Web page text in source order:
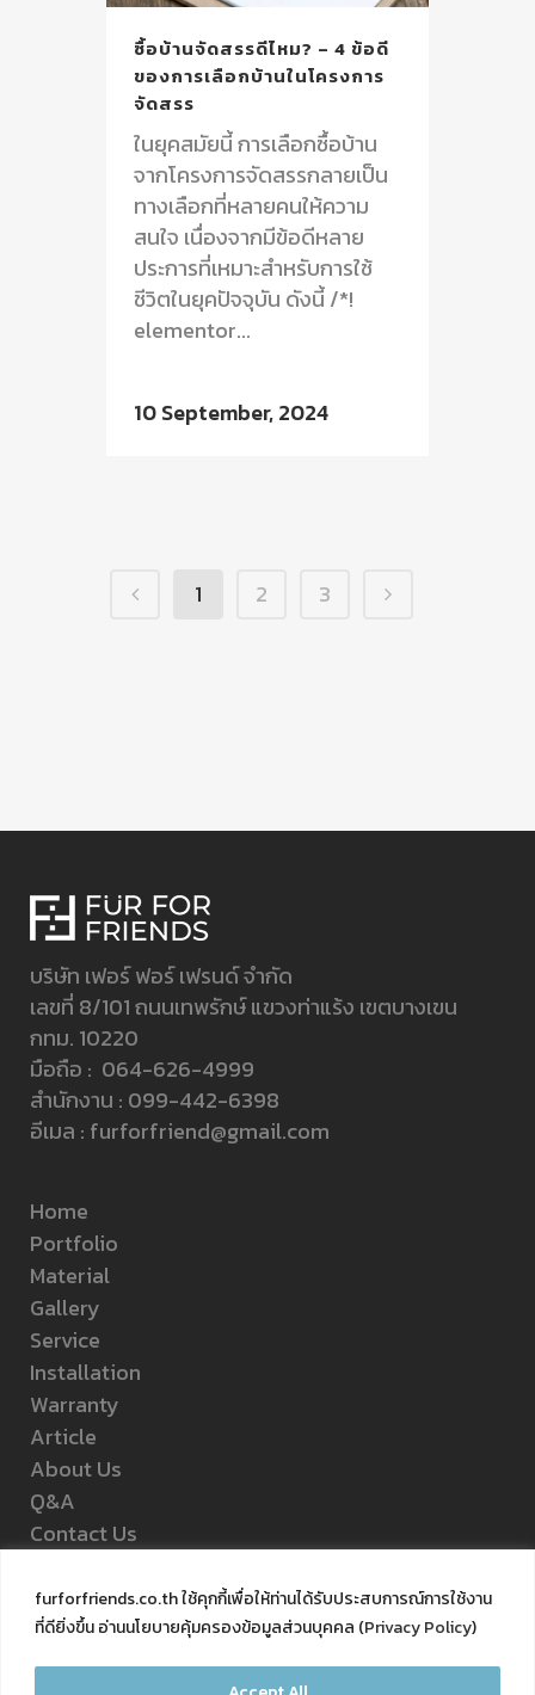
furforfriends.co.th ใช้คุกกี้เพื่อให้ท่านได้รับประสบการณ์การใช้งาน
ที่ดียิ่งขึ้น อ่านนโยบายคุ้มครองข้อมูลส่วนบุคคล (Privacy Policy)
ซื้อบ้านจัดสรรดีไหม? – 4 ข้อดี
ของการเลือกบ้านในโครงการ
จัดสรร
ในยุคสมัยนี้ การเลือกซื้อบ้าน
จากโครงการจัดสรรกลายเป็น
ทางเลือกที่หลายคนให้ความ
สนใจ เนื่องจากมีข้อดีหลาย
ประการที่เหมาะสำหรับการใช้
ชีวิตในยุคปัจจุบัน ดังนี้ /*!
elementor...
10 September, 2024
1 2 3
บริษัท เฟอร์ ฟอร์ เฟรนด์ จำกัด
เลขที่ 8/101 ถนนเทพรักษ์ แขวงท่าแร้ง เขตบางเขน
กทม. 10220
มือถือ : 064-626-4999
สำนักงาน : 099-442-6398
อีเมล : furforfriend@gmail.com
Home
Portfolio
Material
Gallery
Service
Installation
Warranty
Article
About Us
Q&A
Contact Us
FOLLOW US